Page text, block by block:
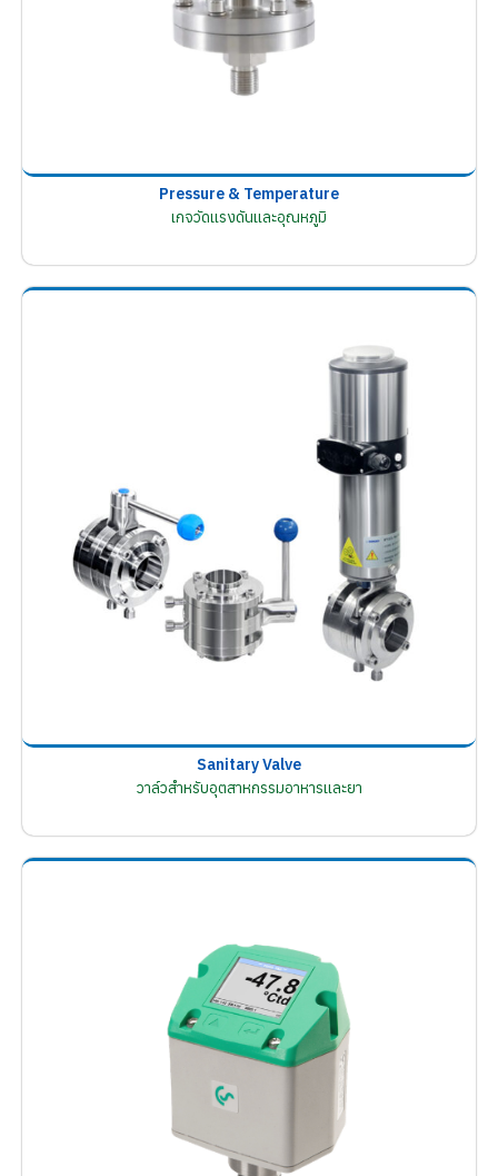
Pressure & Temperature
เกจวัดแรงดันและอุณหภูมิ
Sanitary Valve
วาล์วสำหรับอุตสาหกรรมอาหารและยา